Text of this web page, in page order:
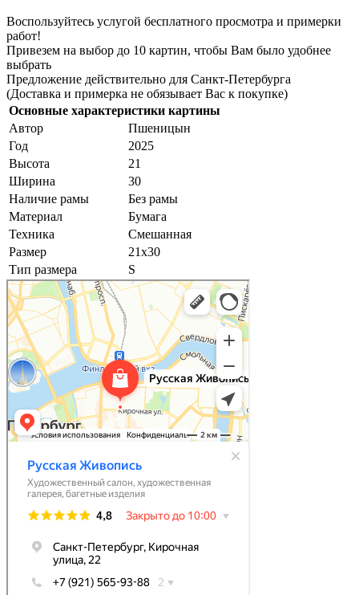
Воспользуйтесь услугой бесплатного просмотра и примерки
работ!
Привезем на выбор до 10 картин, чтобы Вам было удобнее
выбрать
Предложение действительно для Санкт-Петербурга
(Доставка и примерка не обязывает Вас к покупке)
Основные характеристики картины
Автор
Пшеницын
Год
2025
Высота
21
Ширина
30
Наличие рамы
Без рамы
Материал
Бумага
Техника
Смешанная
Размер
21х30
Тип размера
S